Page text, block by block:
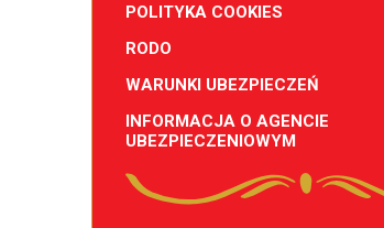
POLITYKA COOKIES
RODO
WARUNKI UBEZPIECZEŃ
INFORMACJA O AGENCIE
UBEZPIECZENIOWYM